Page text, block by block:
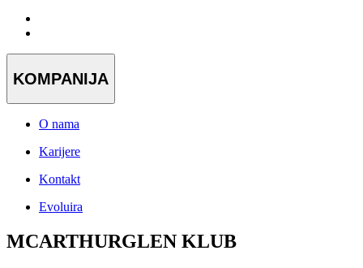
KOMPANIJA
O nama
Karijere
Kontakt
Evoluira
MCARTHURGLEN KLUB